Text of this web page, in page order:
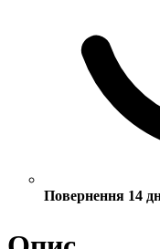
Повернення 14